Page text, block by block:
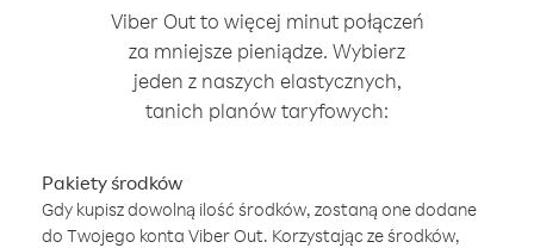
Viber Out to więcej minut połączeń
za mniejsze pieniądze. Wybierz
jeden z naszych elastycznych,
tanich planów taryfowych:
Pakiety środków
Gdy kupisz dowolną ilość środków, zostaną one dodane
do Twojego konta Viber Out. Korzystając ze środków,